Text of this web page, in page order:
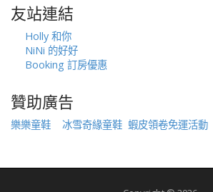
友站連結
Holly 和你
NiNi 的好好
Booking 訂房優惠
贊助廣告
樂樂童鞋 冰雪奇緣童鞋 蝦皮領卷免運活動